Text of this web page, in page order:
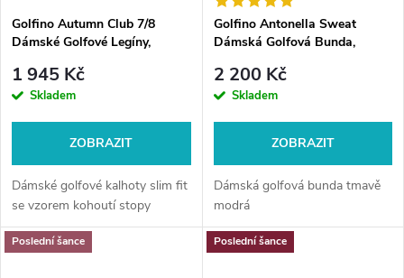
Golfino Autumn Club 7/8
Dámské Golfové Legíny,
1 945 Kč
Skladem
ZOBRAZIT
Dámské golfové kalhoty slim fit
se vzorem kohoutí stopy
Golfino Antonella Sweat
Dámská Golfová Bunda,
2 200 Kč
Skladem
ZOBRAZIT
Dámská golfová bunda tmavě
modrá
Poslední šance Poslední šance